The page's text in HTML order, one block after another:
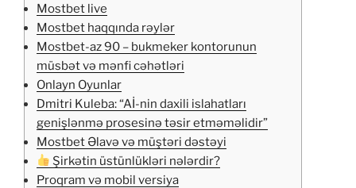
Mostbet live
Mostbet haqqında rəylər
Mostbet-az 90 – bukmeker kontorunun
müsbət və mənfi cəhətləri
Onlayn Oyunlar
Dmitri Kuleba: “Aİ-nin daxili islahatları
genişlənmə prosesinə təsir etməməlidir”
Mostbet Əlavə və müştəri dəstəyi
Şirkətin üstünlükləri nələrdir?
Proqram və mobil versiya